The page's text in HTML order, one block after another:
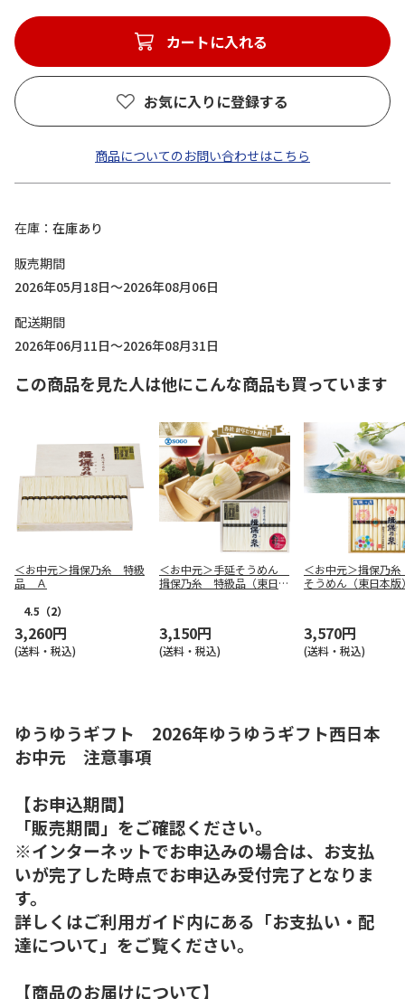
カートに入れる
お気に入りに登録する
商品についてのお問い合わせはこちら
在庫
在庫あり
販売期間
2026年05月18日～2026年08月06日
配送期間
2026年06月11日～2026年08月31日
この商品を見た人は他にこんな商品も買っています
＜お中元＞揖保乃糸 特級
品 Ａ
4.5 （2）
3,260円
(送料・税込)
＜お中元＞手延そうめん
揖保乃糸 特級品（東日本
3,150円
(送料・税込)
＜お中元＞揖保乃
そうめん（東日本版
3,570円
(送料・税込)
ゆうゆうギフト 2026年ゆうゆうギフト西日本
お中元 注意事項
【お申込期間】
「販売期間」をご確認ください。
※インターネットでお申込みの場合は、お支払
いが完了した時点でお申込み受付完了となりま
す。
詳しくはご利用ガイド内にある「お支払い・配
達について」をご覧ください。
【商品のお届けについて】